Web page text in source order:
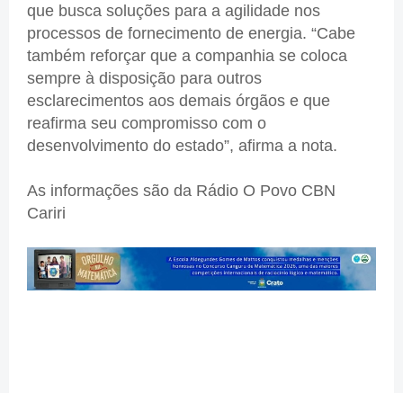
que busca soluções para a agilidade nos
processos de fornecimento de energia. “Cabe
também reforçar que a companhia se coloca
sempre à disposição para outros
esclarecimentos aos demais órgãos e que
reafirma seu compromisso com o
desenvolvimento do estado”, afirma a nota.
As informações são da Rádio O Povo CBN
Cariri